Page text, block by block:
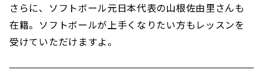
さらに、ソフトボール元日本代表の山根佐由里さんも
在籍。ソフトボールが上手くなりたい方もレッスンを
受けていただけますよ。